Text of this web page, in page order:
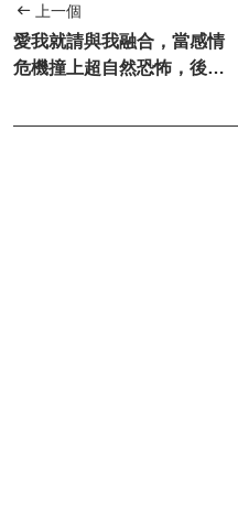
上一個
愛我就請與我融合，當感情
危機撞上超自然恐怖，後果